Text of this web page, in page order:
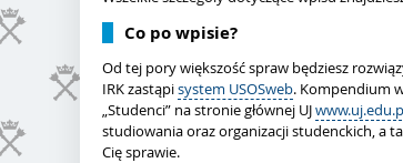
Co po wpisie?
Od tej pory większość spraw będziesz
IRK zastąpisystem USOSweb. Kompendium
„Studenci” na stronie głównej UJ
studiowania oraz organizacji studenckich, a
Cię sprawie.